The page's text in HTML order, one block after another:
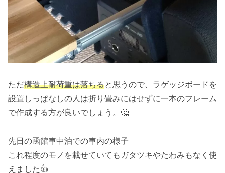
ただ構造上耐荷重は落ちると思うので、ラゲッジボードを
設置しっぱなしの人は折り畳みにはせずに一本のフレーム
で作成する方が良いでしょう。🤔
先日の函館車中泊での車内の様子
これ程度のモノを載せていてもガタツキやたわみもなく使
えました👍